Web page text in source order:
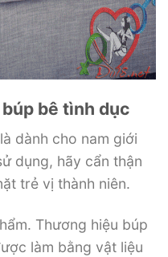
bê tình dục
dành cho nam giới
dụng, hãy cẩn thận
trẻ vị thành niên.
Thương hiệu búp
làm bằng vật liệu